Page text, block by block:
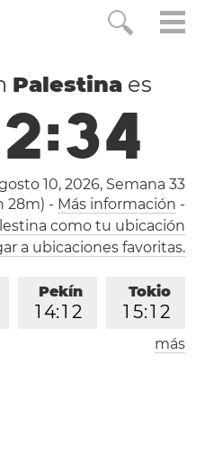
Palestina es
2:35
10, 2026, Semana 33
28m) - Más información -
como tu ubicación
a ubicaciones favoritas.
Tokio
1 5:1 2
Pekín
1 4:1 2
Londres
más